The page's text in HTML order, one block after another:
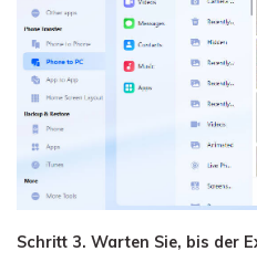
Schritt 3. Warten Sie, bis der